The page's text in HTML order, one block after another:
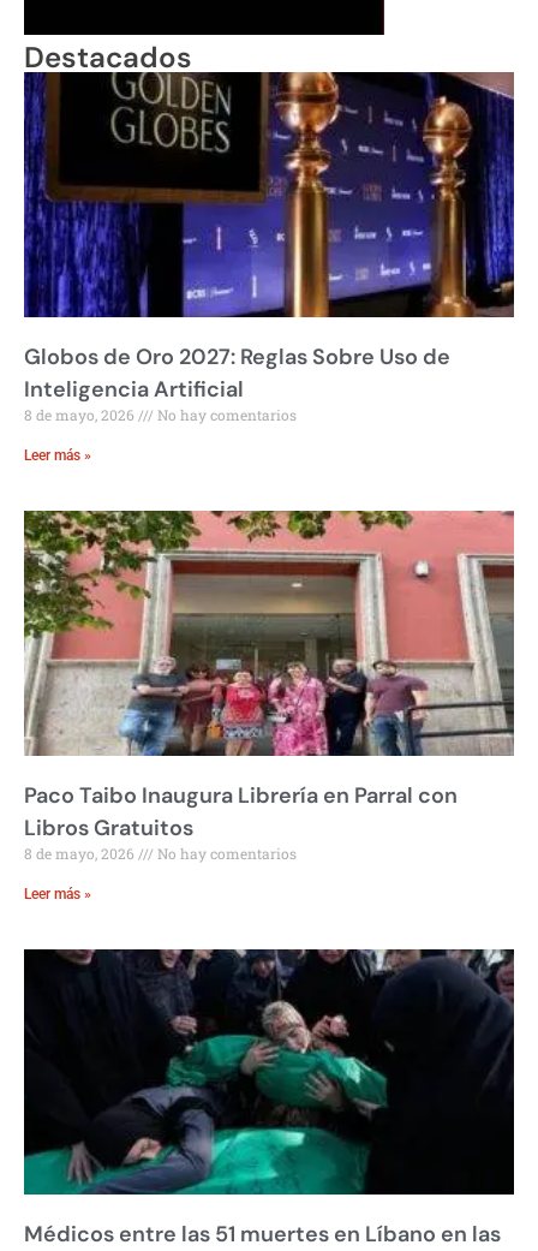
Destacados
Globos de Oro 2027: Reglas Sobre Uso de
Inteligencia Artificial
8 de mayo, 2026 No hay comentarios
Leer más »
Paco Taibo Inaugura Librería en Parral con
Libros Gratuitos
8 de mayo, 2026 No hay comentarios
Leer más »
Médicos entre las 51 muertes en Líbano en las